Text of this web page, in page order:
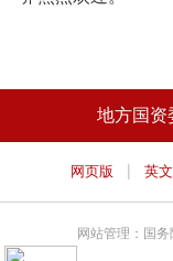
地方国资
网页版 | 英
网站管理：国